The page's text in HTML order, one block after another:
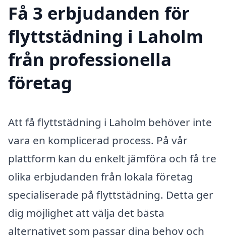
Få 3 erbjudanden för
flyttstädning i Laholm
från professionella
företag
Att få flyttstädning i Laholm behöver inte
vara en komplicerad process. På vår
plattform kan du enkelt jämföra och få tre
olika erbjudanden från lokala företag
specialiserade på flyttstädning. Detta ger
dig möjlighet att välja det bästa
alternativet som passar dina behov och